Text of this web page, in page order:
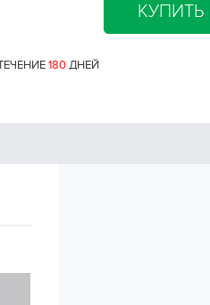
КУПИТЬ
180ДНЕЙ